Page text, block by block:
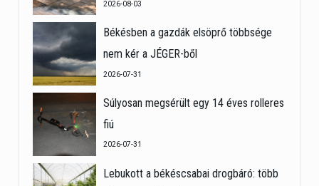
2026-08-03
Békésben a gazdák elsöprő többsége
nem kér a JÉGER-ből
2026-07-31
Súlyosan megsérült egy 14 éves rolleres
fiú
2026-07-31
Lebukott a békéscsabai drogbáró: több